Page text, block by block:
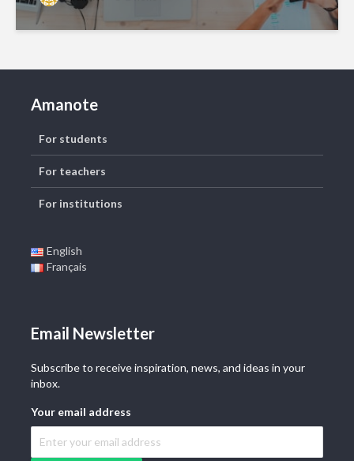
Amanote
For students
For teachers
For institutions
English
Français
Email Newsletter
Subscribe to receive inspiration, news, and ideas in your
inbox.
Your email address